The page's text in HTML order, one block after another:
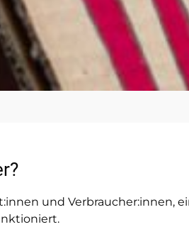
und Verbraucher:innen,